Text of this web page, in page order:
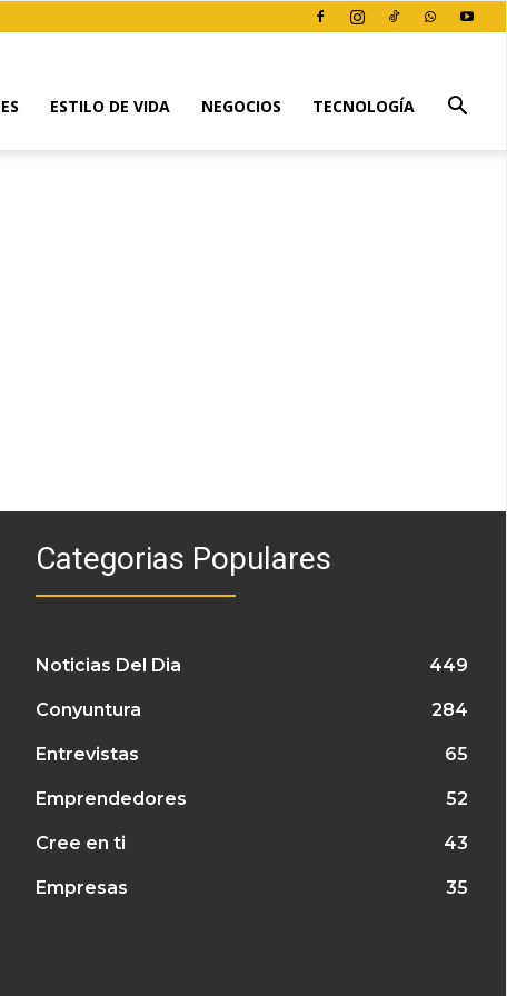
ESTILO DE VIDA NEGOCIOS TECNOLOGÍA
Categorias Populares
Noticias Del Dia 449
Conyuntura 284
Entrevistas 65
Emprendedores 52
Cree en ti 43
Empresas 35